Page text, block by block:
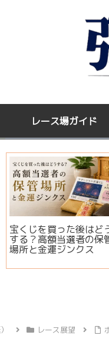
レース場ガイド
宝くじを買った後はど
する？高額当選者の保
場所と金運ジンクス
レース展望